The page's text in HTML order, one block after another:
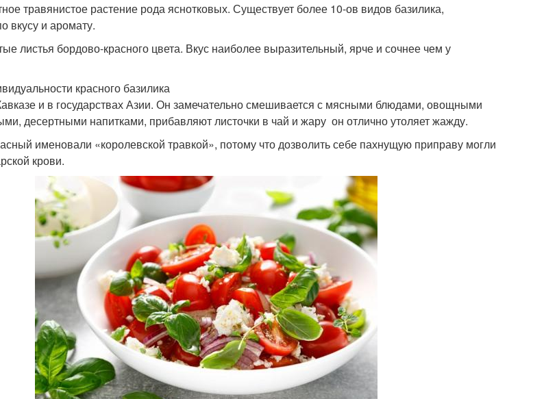
травянистое растение рода яснотковых. Существует более 10-ов видов базилика,
вкусу и аромату.
листья бордово-красного цвета. Вкус наиболее выразительный, ярче и сочнее чем у
красного базилика
и в государствах Азии. Он замечательно смешивается с мясными блюдами, овощными
десертными напитками, прибавляют листочки в чай и жару он отлично утоляет жажду.
именовали «королевской травкой», потому что дозволить себе пахнущую приправу могли
крови.